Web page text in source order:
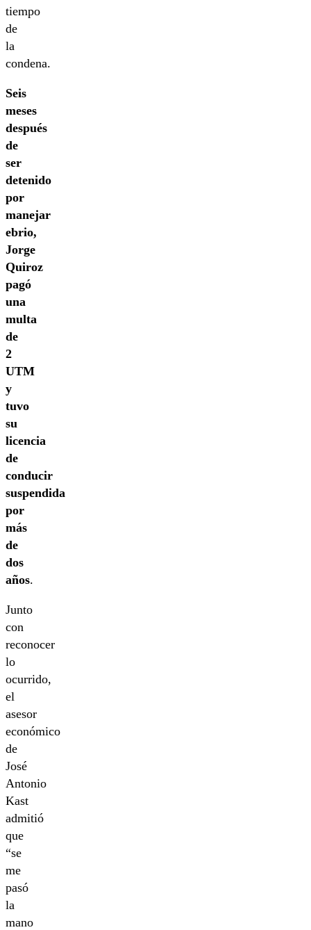
tiempo
de
la
condena.
Seis
meses
después
de
ser
detenido
por
manejar
ebrio,
Jorge
Quiroz
pagó
una
multa
de
2
UTM
y
tuvo
su
licencia
de
conducir
suspendida
por
más
de
dos
años.
Junto
con
reconocer
lo
ocurrido,
el
asesor
económico
de
José
Antonio
Kast
admitió
que
“se
me
pasó
la
mano